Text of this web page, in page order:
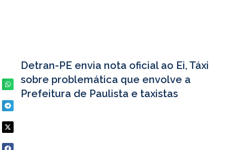
Detran-PE envia nota oficial ao Ei, Táxi
sobre problemática que envolve a
Prefeitura de Paulista e taxistas